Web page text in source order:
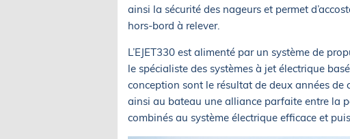
ainsi la sécurité des nageurs et permet
hors-bord à relever.
L’EJET330 est alimenté par un système de
le spécialiste des systèmes à jet électrique
conception sont le résultat de deux années
ainsi au bateau une alliance parfaite entre la
combinés au système électrique efficace et